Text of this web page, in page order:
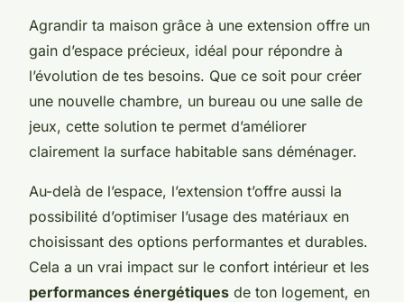
Agrandir ta maison grâce à une extension offre un
gain d’espace précieux, idéal pour répondre à
l’évolution de tes besoins. Que ce soit pour créer
une nouvelle chambre, un bureau ou une salle de
jeux, cette solution te permet d’améliorer
clairement la surface habitable sans déménager.
Au-delà de l’espace, l’extension t’offre aussi la
possibilité d’optimiser l’usage des matériaux en
choisissant des options performantes et durables.
Cela a un vrai impact sur le confort intérieur et les
performances énergétiques de ton logement, en